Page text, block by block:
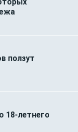
ползут
18-летнего